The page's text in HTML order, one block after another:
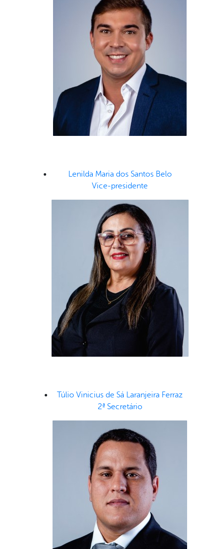
Lenilda Maria dos Santos Belo
Vice-presidente
Túlio Vinicius de Sá Laranjeira Ferraz
2ª Secretário